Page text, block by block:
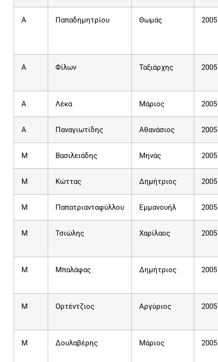
A Παπαδημητρίου Θωμάς 2005
A Φίλων Ταξιάρχης 2005
Α Λέκα Μάριος 2005
A Παναγιωτίδης Αθανάσιος 2005
Μ Βασιλειάδης Μηνάς 2005
M Κώττας Δημήτριος 2005
M Παπατριανταφύλλου Εμμανουήλ 2005
M Τσιώλης Χαρίλαος 2005
M Μπαλάφας Δημήτριος 2005
M Ορτέντζιος Αργύριος 2005
Μ Δουλαβέρης Μάριος 2005